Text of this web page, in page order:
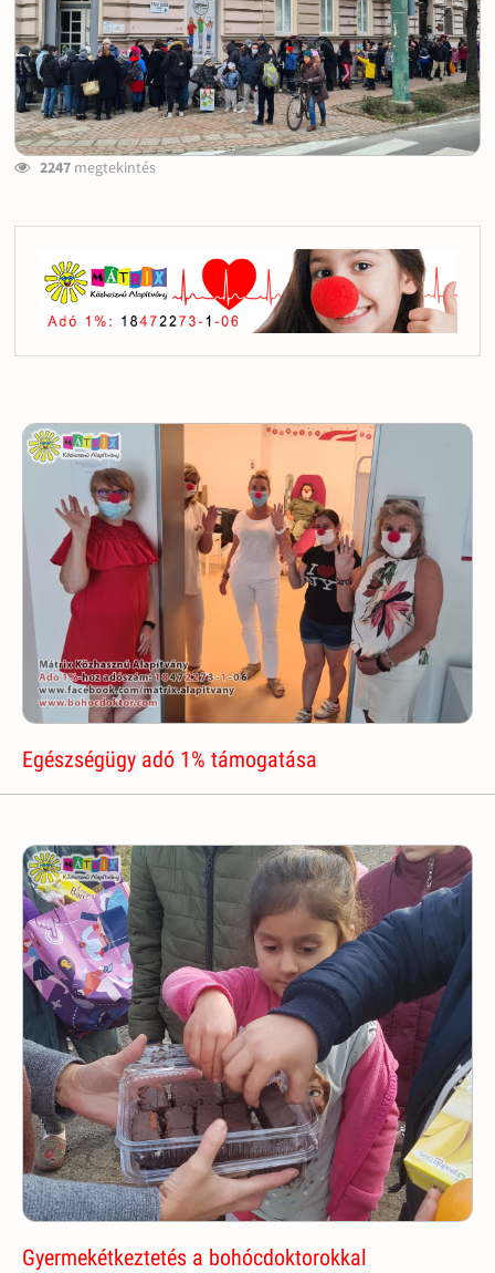
2247megtekintés
Egészségügy adó 1% támogatása
Gyermekétkeztetés a bohócdoktorokkal